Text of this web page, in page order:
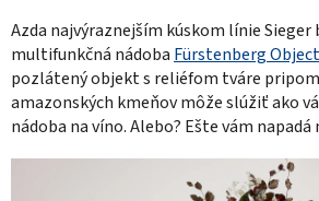
Azda najvýraznejším kúskom línie Sieger
multifunkčná nádoba Fürstenberg
pozlátený objekt s reliéfom tváre
amazonských kmeňov môže slúžiť ako
nádoba na víno. Alebo? Ešte vám napadá